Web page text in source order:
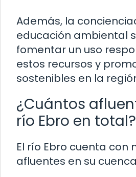
Además, la
educación ambiental
fomentar un uso
estos recursos y
sostenibles en la
¿Cuántos
río Ebro en total?
El río Ebro cuenta con
afluentes en su